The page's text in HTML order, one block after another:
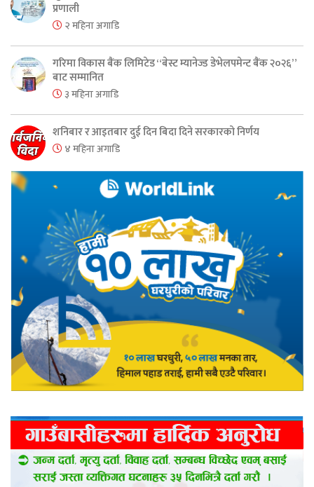
प्रणाली
२ महिना अगाडि
गरिमा विकास बैंक लिमिटेड “बेस्ट म्यानेज्ड डेभेलपमेन्ट बैंक २०२६”
बाट सम्मानित
३ महिना अगाडि
शनिबार र आइतबार दुई दिन बिदा दिने सरकारको निर्णय
४ महिना अगाडि